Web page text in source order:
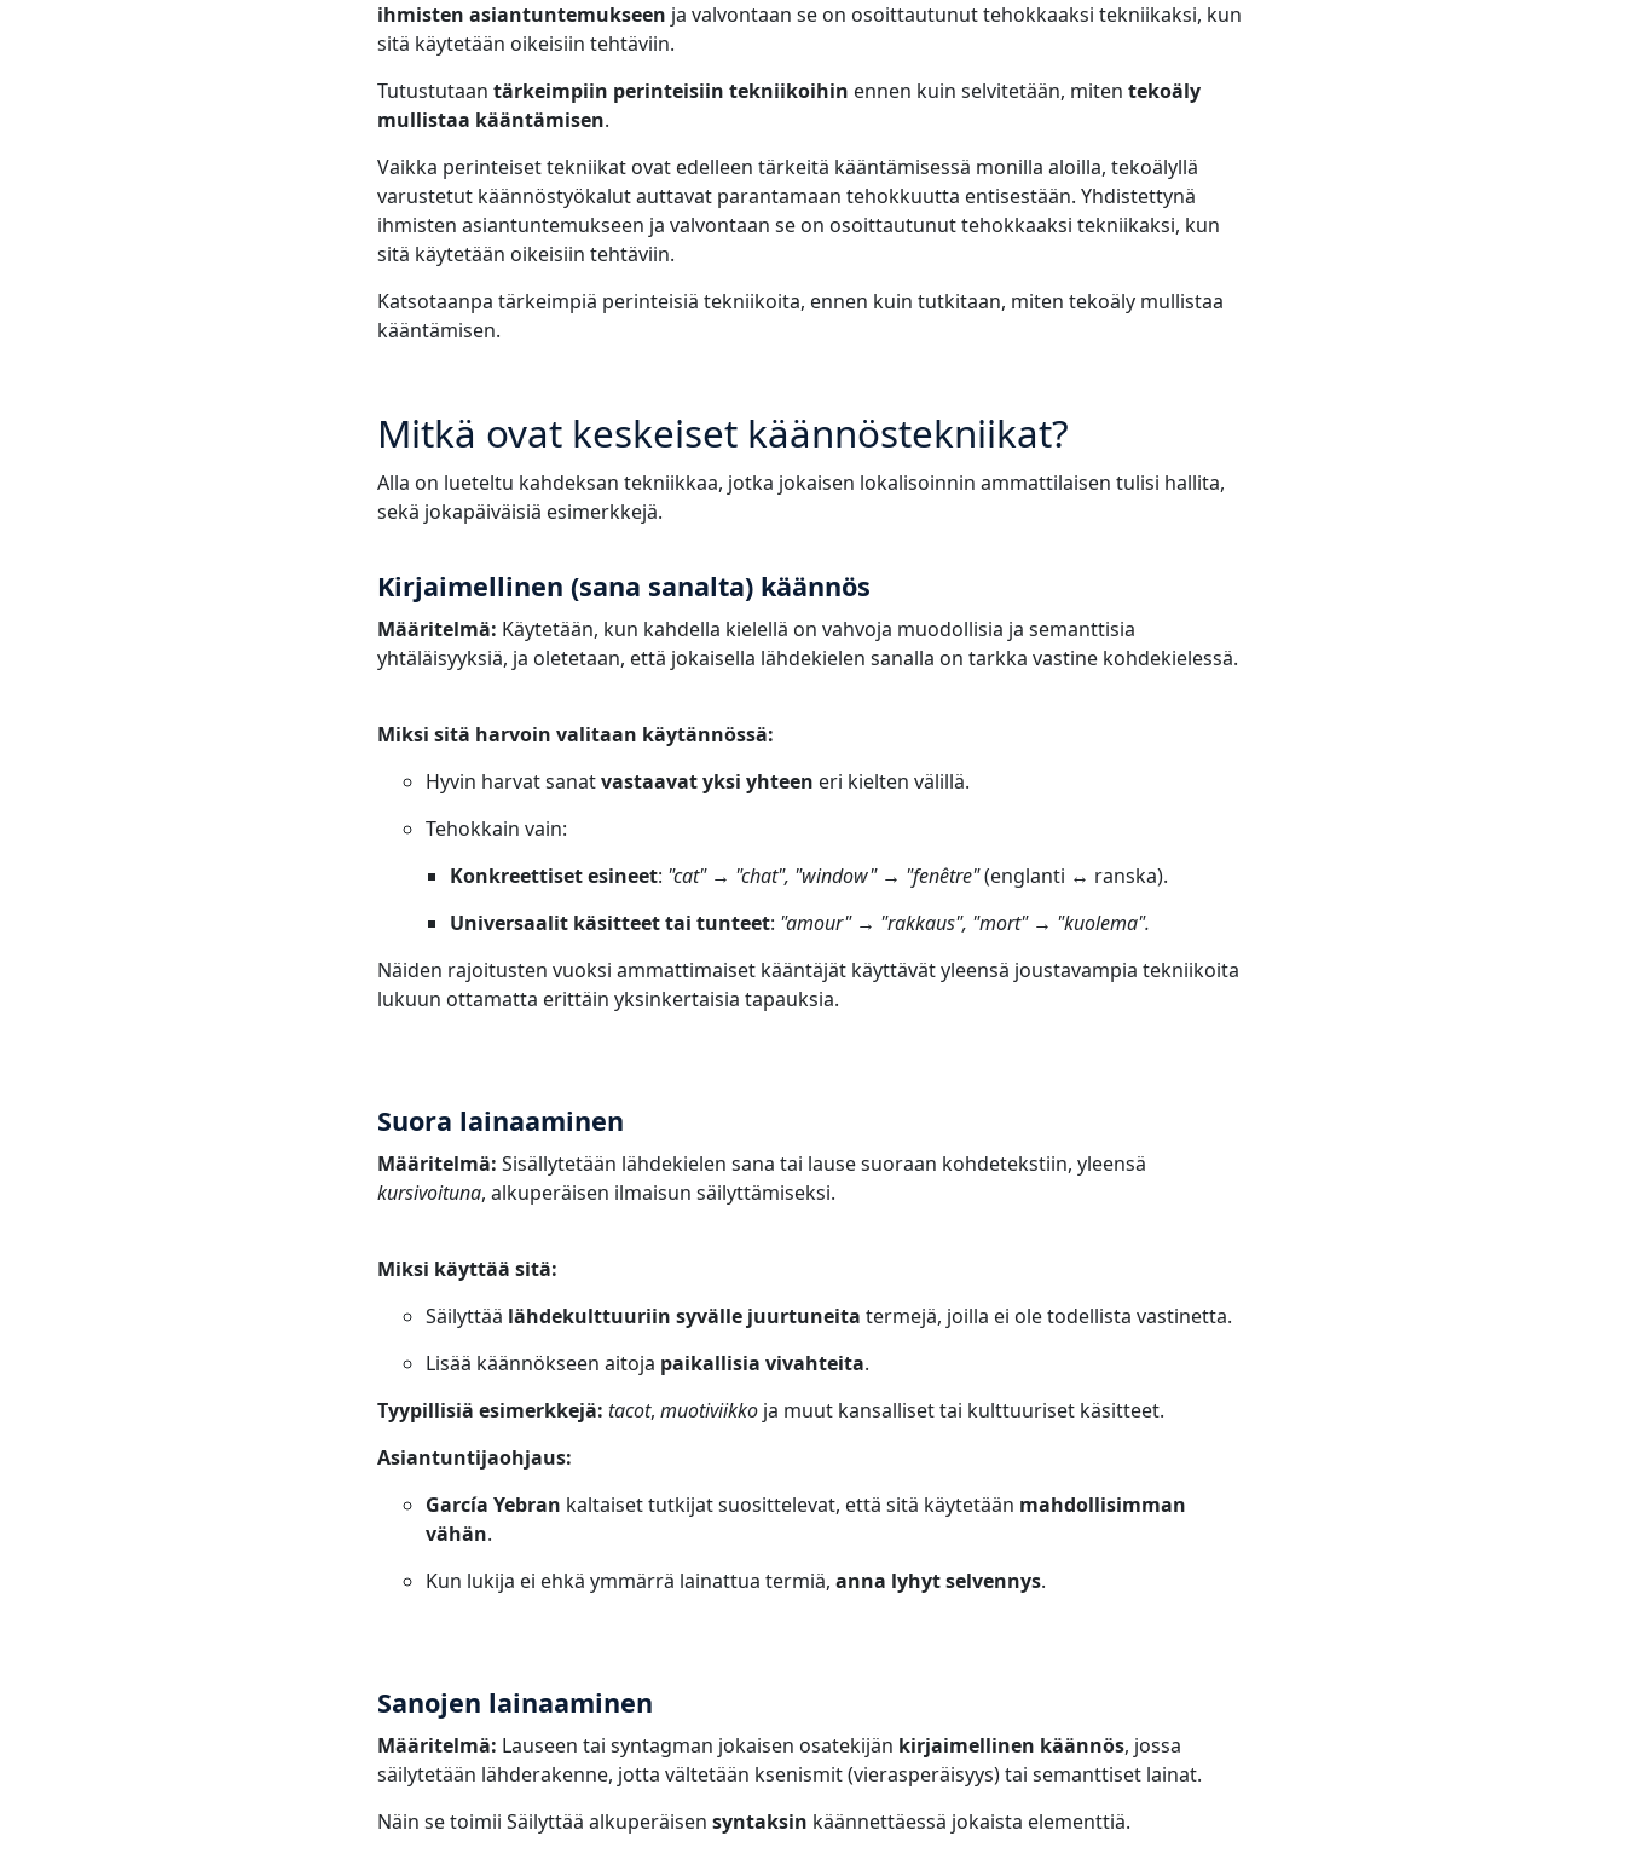
ihmisten asiantuntemukseen ja valvontaan se on osoittautunut tehokkaaksi tekniikaksi, kun
sitä käytetään oikeisiin tehtäviin.
Tutustutaan tärkeimpiin perinteisiin tekniikoihin ennen kuin selvitetään, miten tekoäly
mullistaa kääntämisen.
Vaikka perinteiset tekniikat ovat edelleen tärkeitä kääntämisessä monilla aloilla, tekoälyllä
varustetut käännöstyökalut auttavat parantamaan tehokkuutta entisestään. Yhdistettynä
ihmisten asiantuntemukseen ja valvontaan se on osoittautunut tehokkaaksi tekniikaksi, kun
sitä käytetään oikeisiin tehtäviin.
Katsotaanpa tärkeimpiä perinteisiä tekniikoita, ennen kuin tutkitaan, miten tekoäly mullistaa
kääntämisen.
Mitkä ovat keskeiset käännöstekniikat?
Alla on lueteltu kahdeksan tekniikkaa, jotka jokaisen lokalisoinnin ammattilaisen tulisi hallita,
sekä jokapäiväisiä esimerkkejä.
Kirjaimellinen (sana sanalta) käännös
Määritelmä: Käytetään, kun kahdella kielellä on vahvoja muodollisia ja semanttisia
yhtäläisyyksiä, ja oletetaan, että jokaisella lähdekielen sanalla on tarkka vastine kohdekielessä.
Miksi sitä harvoin valitaan käytännössä:
Hyvin harvat sanatvastaavat yksi yhteen eri kielten välillä.
Tehokkain vain:
Konkreettiset esineet: "cat" → "chat", "window" → "fenêtre"(englanti ↔ ranska).
Universaalit käsitteet tai tunteet: "amour" → "rakkaus", "mort" → "kuolema".
Näiden rajoitusten vuoksi ammattimaiset kääntäjät käyttävät yleensä joustavampia tekniikoita
lukuun ottamatta erittäin yksinkertaisia tapauksia.
Suora lainaaminen
Määritelmä: Sisällytetään lähdekielen sana tai lause suoraan kohdetekstiin, yleensä
kursivoituna, alkuperäisen ilmaisun säilyttämiseksi.
Miksi käyttää sitä:
Säilyttää lähdekulttuuriin syvälle juurtuneita termejä, joilla ei ole todellista vastinetta.
Lisää käännökseen aitoja paikallisia vivahteita.
Tyypillisiä esimerkkejä: tacot, muotiviikko ja muut kansalliset tai kulttuuriset käsitteet.
Asiantuntijaohjaus:
García Yebran kaltaiset tutkijat suosittelevat, että sitä käytetään mahdollisimman
vähän.
Kun lukija ei ehkä ymmärrä lainattua termiä, anna lyhyt selvennys.
Sanojen lainaaminen
Määritelmä: Lauseen tai syntagman jokaisen osatekijän kirjaimellinen käännös, jossa
säilytetään lähderakenne, jotta vältetään ksenismit (vierasperäisyys) tai semanttiset lainat.
Näin se toimii Säilyttää alkuperäisen syntaksin käännettäessä jokaista elementtiä.